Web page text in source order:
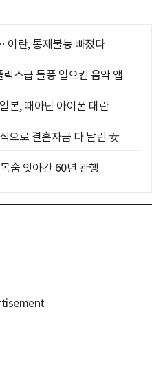
이란, 통제불능 빠졌다
스급 돌풍 일으킨 음악 앱
본, 때아닌 아이폰 대란
으로 결혼자금 다 날린 女
숨 앗아간 60년 관행